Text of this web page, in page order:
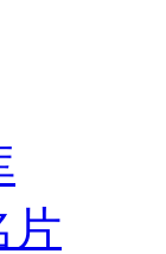
片